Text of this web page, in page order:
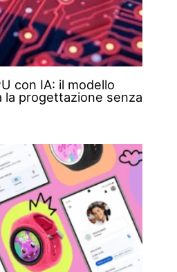
con IA: il modello
la progettazione senza